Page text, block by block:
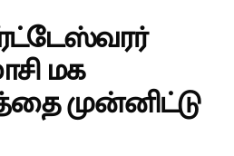
மக
முன்னிட்டு